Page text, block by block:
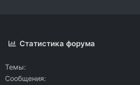
Статистика форума
Темы
Сообщения